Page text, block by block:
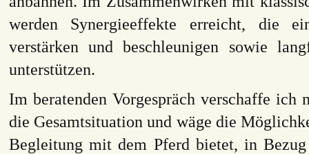
werden Synergieeffekte erreicht, die
verstärken und beschleunigen sowie
unterstützen.
Im beratenden Vorgespräch verschaffe
die Gesamtsituation und wäge die
Begleitung mit dem Pferd bietet, in